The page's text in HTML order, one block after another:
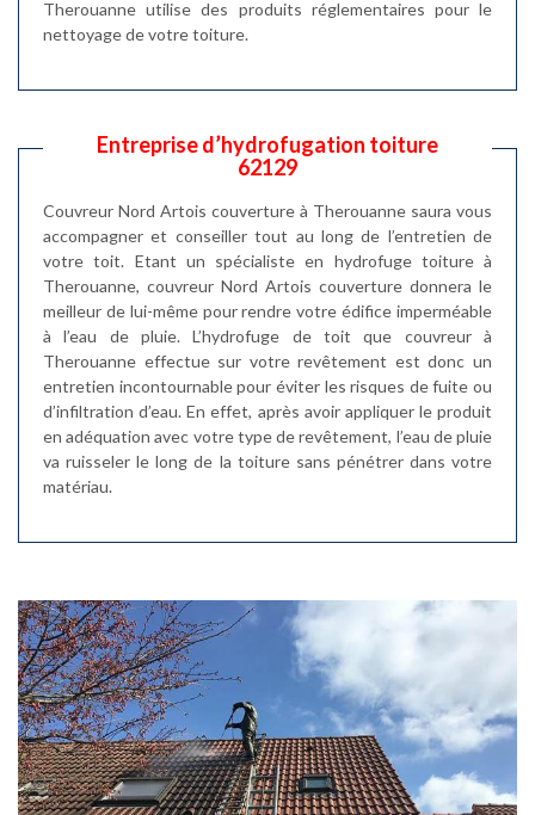
Therouanne utilise des produits réglementaires pour le
nettoyage de votre toiture.
Entreprise d’hydrofugation toiture
62129
Couvreur Nord Artois couverture à Therouanne saura vous
accompagner et conseiller tout au long de l’entretien de
votre toit. Etant un spécialiste en hydrofuge toiture à
Therouanne, couvreur Nord Artois couverture donnera le
meilleur de lui-même pour rendre votre édifice imperméable
à l’eau de pluie. L’hydrofuge de toit que couvreur à
Therouanne effectue sur votre revêtement est donc un
entretien incontournable pour éviter les risques de fuite ou
d’infiltration d’eau. En effet, après avoir appliquer le produit
en adéquation avec votre type de revêtement, l’eau de pluie
va ruisseler le long de la toiture sans pénétrer dans votre
matériau.